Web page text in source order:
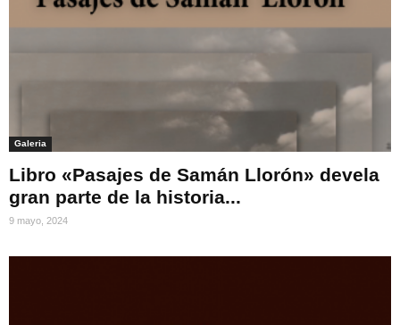
Galeria
Libro «Pasajes de Samán Llorón» devela
gran parte de la historia...
9 mayo, 2024